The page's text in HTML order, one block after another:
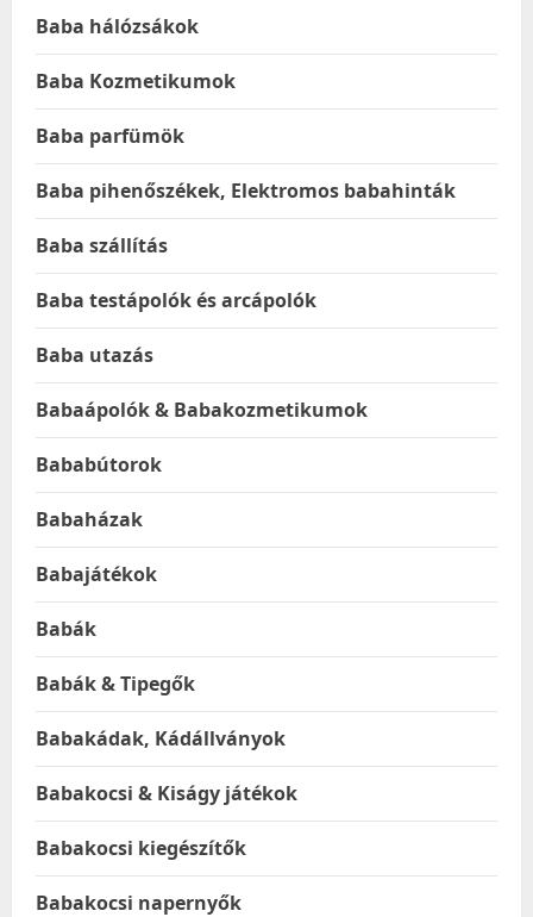
Baba hálózsákok
Baba Kozmetikumok
Baba parfümök
Baba pihenőszékek, Elektromos babahinták
Baba szállítás
Baba testápolók és arcápolók
Baba utazás
Babaápolók & Babakozmetikumok
Bababútorok
Babaházak
Babajátékok
Babák
Babák & Tipegők
Babakádak, Kádállványok
Babakocsi & Kiságy játékok
Babakocsi kiegészítők
Babakocsi napernyők